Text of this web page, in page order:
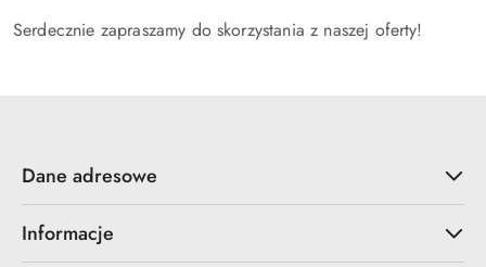
Serdecznie zapraszamy do skorzystania z naszej oferty!
Dane adresowe
Informacje